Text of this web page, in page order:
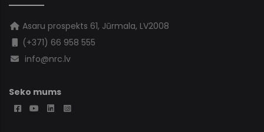
Asaru prospekts 61, Jūrmala, LV2008
(+371) 66 958 555
info@nrc.lv
Seko mums